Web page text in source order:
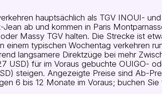
hauptsächlich als TGV INOUI-
ab und kommen in Paris
Massy TGV halten. Die Strecke ist
einem typischen Wochentag verkehren
langsamere Direktzüge bei mehr
USD) für im Voraus gebuchte OUIGO-
steigen. Angezeigte Preise sind Ab-
6 bis 12 Monate im Voraus; buchen